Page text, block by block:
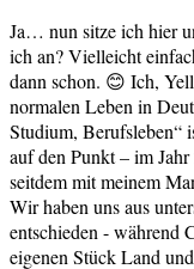
Ja… nun sitze ich hier
ich an? Vielleicht
dann schon. 😊 Ich,
normalen Leben in
Studium, Berufsleben“
auf den Punkt – im
seitdem mit meinem
Wir haben uns aus
entschieden - während
eigenen Stück Land